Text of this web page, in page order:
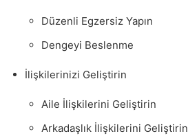
Düzenli Egzersiz Yapın
Dengeyi Beslenme
İlişkilerinizi Geliştirin
Aile İlişkilerini Geliştirin
Arkadaşlık İlişkilerini Geliştirin